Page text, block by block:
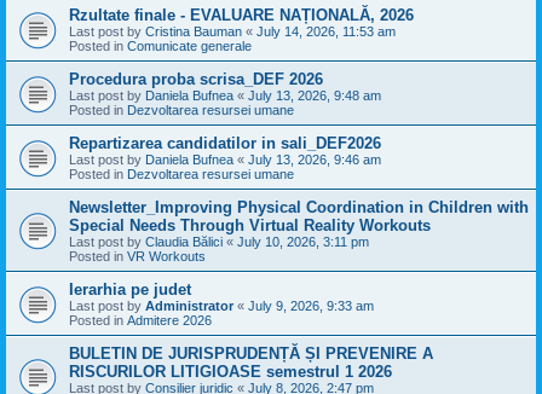
Rzultate finale - EVALUARE NAȚIONALĂ, 2026
Last post by Cristina Bauman « July 14, 2026, 11:53 am
Posted in Comunicate generale
Procedura proba scrisa_DEF 2026
Last post by Daniela Bufnea « July 13, 2026, 9:48 am
Posted in Dezvoltarea resursei umane
Repartizarea candidatilor in sali_DEF2026
Last post by Daniela Bufnea « July 13, 2026, 9:46 am
Posted in Dezvoltarea resursei umane
Newsletter_Improving Physical Coordination in Children with
Special Needs Through Virtual Reality Workouts
Last post by Claudia Bălici « July 10, 2026, 3:11 pm
Posted in VR Workouts
Ierarhia pe judet
Last post by Administrator « July 9, 2026, 9:33 am
Posted in Admitere 2026
BULETIN DE JURISPRUDENȚĂ ȘI PREVENIRE A
RISCURILOR LITIGIOASE semestrul 1 2026
Last post by Consilier juridic « July 8, 2026, 2:47 pm